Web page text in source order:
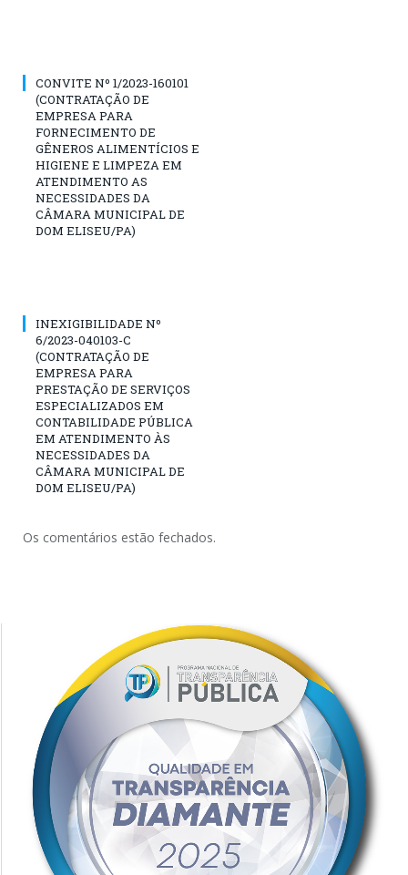
CONVITE Nº 1/2023-160101
(CONTRATAÇÃO DE
EMPRESA PARA
FORNECIMENTO DE
GÊNEROS ALIMENTÍCIOS E
HIGIENE E LIMPEZA EM
ATENDIMENTO AS
NECESSIDADES DA
CÂMARA MUNICIPAL DE
DOM ELISEU/PA)
INEXIGIBILIDADE Nº
6/2023-040103-C
(CONTRATAÇÃO DE
EMPRESA PARA
PRESTAÇÃO DE SERVIÇOS
ESPECIALIZADOS EM
CONTABILIDADE PÚBLICA
EM ATENDIMENTO ÀS
NECESSIDADES DA
CÂMARA MUNICIPAL DE
DOM ELISEU/PA)
Os comentários estão fechados.